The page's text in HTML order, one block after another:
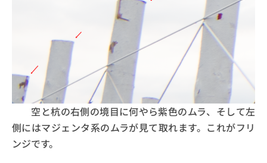
空と杭の右側の境目に何やら紫色のムラ、そして左
側にはマジェンタ系のムラが見て取れます。これがフリ
ンジです。